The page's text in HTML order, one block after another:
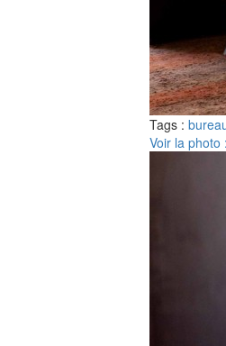
Tags :
Voir la photo :